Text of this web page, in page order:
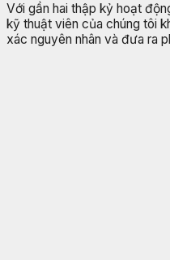
Với gần hai thập kỷ hoạt
kỹ thuật viên của chúng tôi
xác nguyên nhân và đưa ra